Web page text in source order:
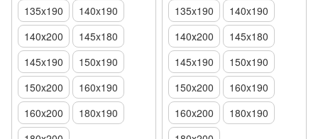
135x190
140x190
140х200
145x180
145x190
150х190
150x200
160x190
160x200
180x190
135x190
140x190
140х200
145x180
145x190
150х190
150x200
160x190
160x200
180x190